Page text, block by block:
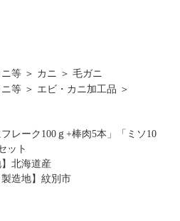
等 ＞ カニ ＞ 毛ガニ
等 ＞ エビ・カニ加工品 ＞
フレーク100ｇ+棒肉5本」「ミソ10
ット
】北海道産
製造地】紋別市